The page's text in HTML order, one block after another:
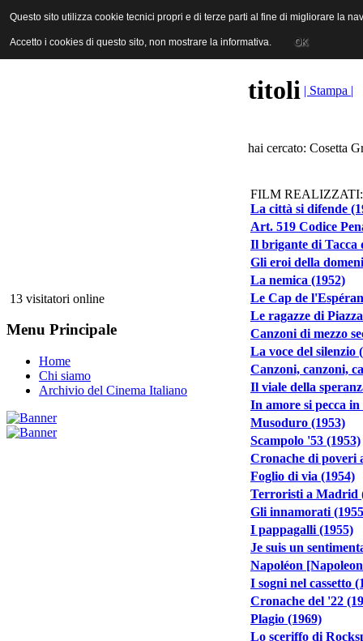
ANICA | Associazione Nazionale Industrie Cinematografiche
13 visitatori online
Menu Principale
Home
Chi siamo
Archivio del Cinema Italiano
titoli | Stampa |
hai cercato: Cosetta
FILM REALIZZATI:
La città si difende
Art. 519 Codice
Il brigante di Tacca
Gli eroi della
La nemica (1952)
Le Cap de
Le ragazze di
Canzoni di mezzo
La voce del silenzio
Canzoni, canzoni,
Il viale della
In amore si pecca in
Musoduro (1953)
Scampolo '53 (1953)
Cronache di poveri
Foglio di via (1954)
Terroristi a Madrid
Gli innamorati
I pappagalli (1955)
Je suis un
Napoléon
I sogni nel cassetto
Cronache del '22
Plagio (1969)
Lo sceriffo di
Questo sito utilizza cookie tecnici propri e di terze parti al fine di migliorare la
Accetto i cookies di questo sito, non mostrare la informativa. OK
Questo sito utilizza cookie tecnici propri e di terze parti al fine di migliorare la
Accetto i cookies di questo sito, non mostrare la informativa. OK